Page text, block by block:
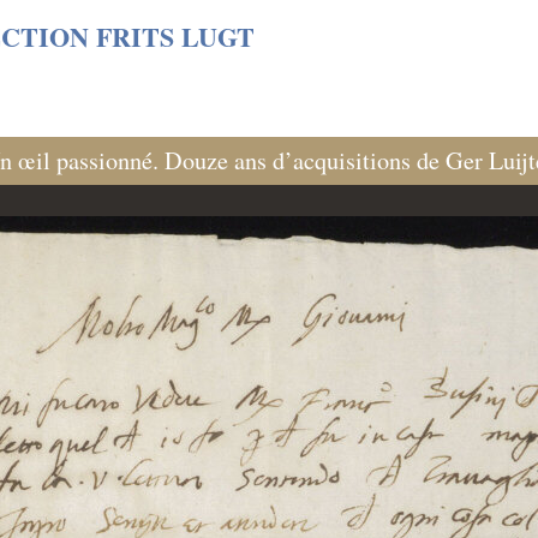
sites/
FRITS LUGT
œil passionné. Douze ans d’acquisitions de Ger